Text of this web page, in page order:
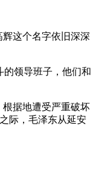
这个名字依旧深深
的领导班子，他们和
据地遭受严重破坏
际，毛泽东从延安